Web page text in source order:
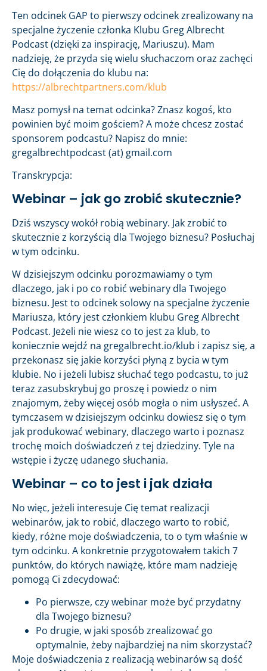
Ten odcinek GAP to pierwszy odcinek zrealizowany na
specjalne życzenie członka Klubu Greg Albrecht
Podcast (dzięki za inspirację, Mariuszu). Mam
nadzieję, że przyda się wielu słuchaczom oraz zachęci
Cię do dołączenia do klubu na:
https://albrechtpartners.com/klub
Masz pomysł na temat odcinka? Znasz kogoś, kto
powinien być moim gościem? A może chcesz zostać
sponsorem podcastu? Napisz do mnie:
gregalbrechtpodcast (at) gmail.com
Transkrypcja:
Webinar – jak go zrobić skutecznie?
Dziś wszyscy wokół robią webinary. Jak zrobić to
skutecznie z korzyścią dla Twojego biznesu? Posłuchaj
w tym odcinku.
W dzisiejszym odcinku porozmawiamy o tym
dlaczego, jak i po co robić webinary dla Twojego
biznesu. Jest to odcinek solowy na specjalne życzenie
Mariusza, który jest członkiem klubu Greg Albrecht
Podcast. Jeżeli nie wiesz co to jest za klub, to
koniecznie wejdź na gregalbrecht.io/klub i zapisz się, a
przekonasz się jakie korzyści płyną z bycia w tym
klubie. No i jeżeli lubisz słuchać tego podcastu, to już
teraz zasubskrybuj go proszę i powiedz o nim
znajomym, żeby więcej osób mogła o nim usłyszeć. A
tymczasem w dzisiejszym odcinku dowiesz się o tym
jak produkować webinary, dlaczego warto i poznasz
trochę moich doświadczeń z tej dziedziny. Tyle na
wstępie i życzę udanego słuchania.
Webinar – co to jest i jak działa
No więc, jeżeli interesuje Cię temat realizacji
webinarów, jak to robić, dlaczego warto to robić,
kiedy, różne moje doświadczenia, to o tym właśnie w
tym odcinku. A konkretnie przygotowałem takich 7
punktów, do których nawiążę, które mam nadzieję
pomogą Ci zdecydować:
Po pierwsze, czy webinar może być przydatny
dla Twojego biznesu?
Po drugie, w jaki sposób zrealizować go
optymalnie, żeby najbardziej na nim skorzystać?
Moje doświadczenia z realizacją webinarów są dość